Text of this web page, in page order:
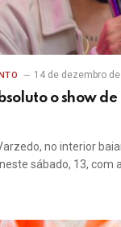
14 de dezembro
o show
no interior
sábado, 13, com